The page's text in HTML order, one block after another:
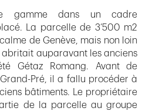
gamme dans un cadre
La parcelle de 3’500 m2
de Genève, mais non loin
auparavant les anciens
Gétaz Romang. Avant de
Pré, il a fallu procéder à
bâtiments. Le propriétaire
de la parcelle au groupe